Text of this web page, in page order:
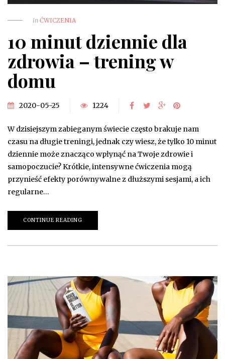
in ĆWICZENIA
10 minut dziennie dla
zdrowia – trening w
domu
2020-05-25 1224
W dzisiejszym zabieganym świecie często brakuje nam
czasu na długie treningi, jednak czy wiesz, że tylko 10 minut
dziennie może znacząco wpłynąć na Twoje zdrowie i
samopoczucie? Krótkie, intensywne ćwiczenia mogą
przynieść efekty porównywalne z dłuższymi sesjami, a ich
regularne…
CONTINUE READING